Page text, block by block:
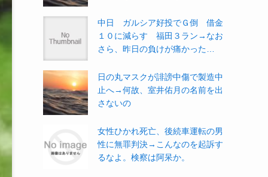
中日 ガルシア好投でＧ倒 借金
１０に減らす 福田３ラン→なお
さら、昨日の負けが痛かった…
日の丸マスクが誹謗中傷で製造中
止へ→何故、室井佑月の名前を出
さないの
女性ひかれ死亡、後続車運転の男
性に無罪判決→こんなのを起訴す
るなよ。検察は阿呆か。